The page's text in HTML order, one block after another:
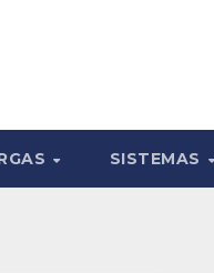
SISTEMAS